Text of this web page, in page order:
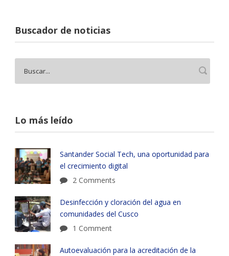
Buscador de noticias
Lo más leído
Santander Social Tech, una oportunidad para
el crecimiento digital
2 Comments
Desinfección y cloración del agua en
comunidades del Cusco
1 Comment
Autoevaluación para la acreditación de la